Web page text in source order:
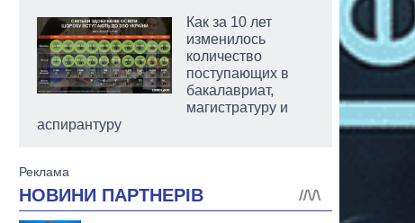
Как за 10 лет
изменилось
количество
поступающих в
бакалавриат,
магистратуру и
аспирантуру